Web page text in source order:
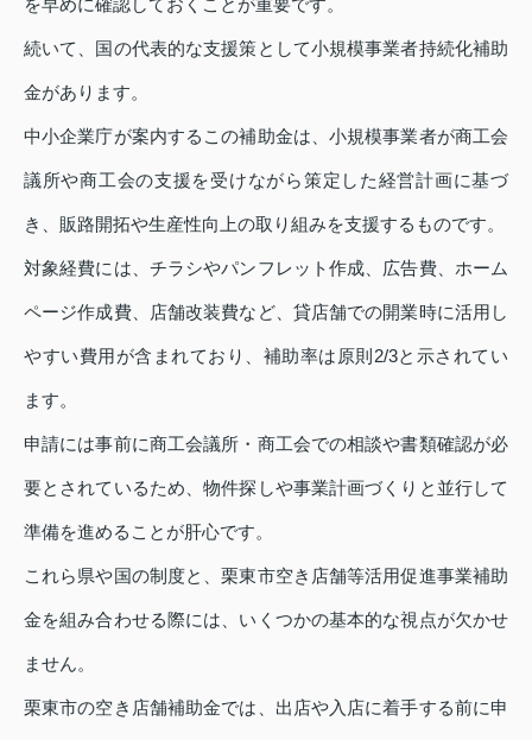
を早めに確認しておくことが重要です。
続いて、国の代表的な支援策として小規模事業者持続化補助
金があります。
中小企業庁が案内するこの補助金は、小規模事業者が商工会
議所や商工会の支援を受けながら策定した経営計画に基づ
き、販路開拓や生産性向上の取り組みを支援するものです。
対象経費には、チラシやパンフレット作成、広告費、ホーム
ページ作成費、店舗改装費など、貸店舗での開業時に活用し
やすい費用が含まれており、補助率は原則2/3と示されてい
ます。
申請には事前に商工会議所・商工会での相談や書類確認が必
要とされているため、物件探しや事業計画づくりと並行して
準備を進めることが肝心です。
これら県や国の制度と、栗東市空き店舗等活用促進事業補助
金を組み合わせる際には、いくつかの基本的な視点が欠かせ
ません。
栗東市の空き店舗補助金では、出店や入店に着手する前に申